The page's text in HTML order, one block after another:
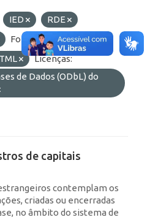
IED
RDE
Formatos:
JSON
Licenças:
de Dados (ODbL) do
de capitais
contemplam os
criadas ou encerradas
no âmbito do sistema de